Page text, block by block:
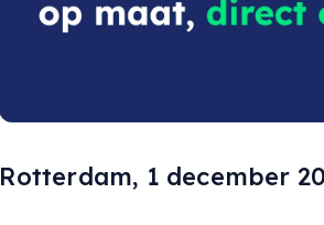
Rotterdam, 1 december